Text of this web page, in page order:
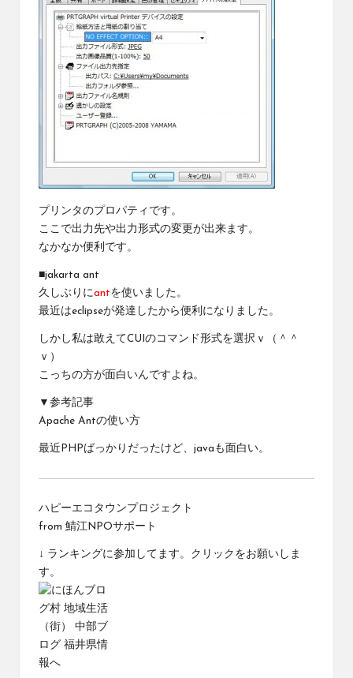
プリンタのプロパティです。
ここで出力先や出力形式の変更が出来ます。
なかなか便利です。
■jakarta ant
久しぶりにantを使いました。
最近はeclipseが発達したから便利になりました。
しかし私は敢えてCUIのコマンド形式を選択ｖ（＾＾
ｖ）
こっちの方が面白いんですよね。
▼参考記事
Apache Antの使い方
最近PHPばっかりだったけど、javaも面白い。
ハピーエコタウンプロジェクト
from 鯖江NPOサポート
↓ ランキングに参加してます。クリックをお願いしま
す。